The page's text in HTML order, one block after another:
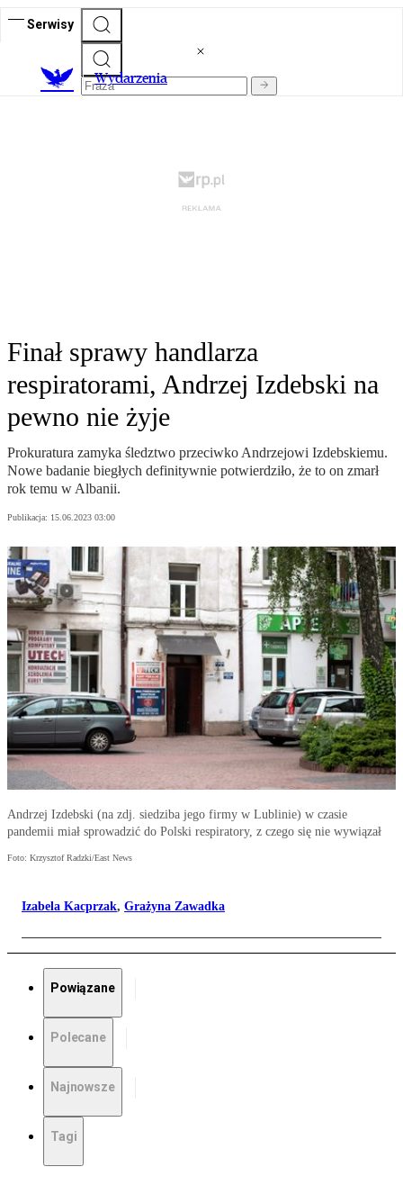
Serwisy
Wydarzenia
Finał sprawy handlarza
respiratorami, Andrzej Izdebski na
pewno nie żyje
Prokuratura zamyka śledztwo przeciwko Andrzejowi Izdebskiemu.
Nowe badanie biegłych definitywnie potwierdziło, że to on zmarł
rok temu w Albanii.
Publikacja: 15.06.2023 03:00
Andrzej Izdebski (na zdj. siedziba jego firmy w Lublinie) w czasie
pandemii miał sprowadzić do Polski respiratory, z czego się nie wywiązał
Foto: Krzysztof Radzki/East News
Izabela Kacprzak, Grażyna Zawadka
Powiązane
Polecane
Najnowsze
Tagi